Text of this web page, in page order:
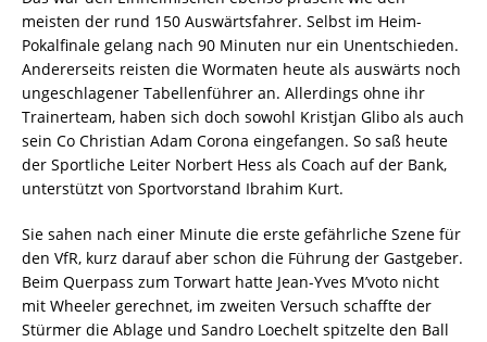
meisten der rund 150 Auswärtsfahrer. Selbst im Heim-
Pokalfinale gelang nach 90 Minuten nur ein Unentschieden.
Andererseits reisten die Wormaten heute als auswärts noch
ungeschlagener Tabellenführer an. Allerdings ohne ihr
Trainerteam, haben sich doch sowohl Kristjan Glibo als auch
sein Co Christian Adam Corona eingefangen. So saß heute
der Sportliche Leiter Norbert Hess als Coach auf der Bank,
unterstützt von Sportvorstand Ibrahim Kurt.
Sie sahen nach einer Minute die erste gefährliche Szene für
den VfR, kurz darauf aber schon die Führung der Gastgeber.
Beim Querpass zum Torwart hatte Jean-Yves M’voto nicht
mit Wheeler gerechnet, im zweiten Versuch schaffte der
Stürmer die Ablage und Sandro Loechelt spitzelte den Ball